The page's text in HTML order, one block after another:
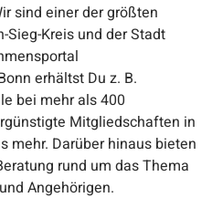
sind einer der größten
Sieg-Kreis und der Stadt
erhältst Du z. B.
bei mehr als 400
Mitgliedschaften in
mehr. Darüber hinaus bieten
rund um das Thema
Angehörigen.